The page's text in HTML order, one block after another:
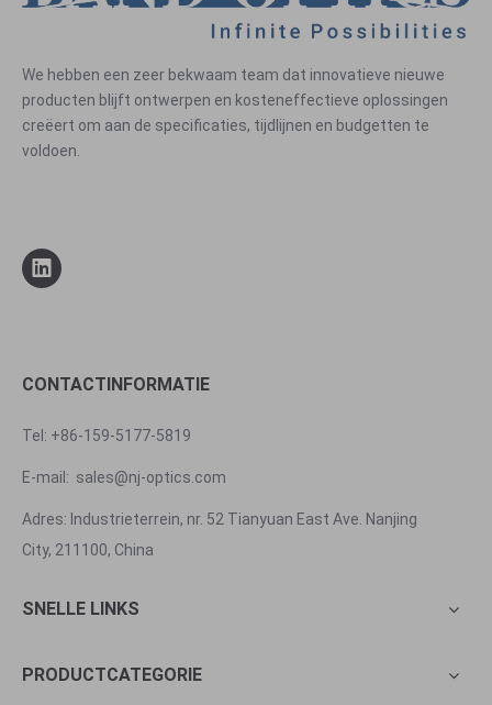
We hebben een zeer bekwaam team dat innovatieve nieuwe
producten blijft ontwerpen en kosteneffectieve oplossingen
creëert om aan de specificaties, tijdlijnen en budgetten te
voldoen.
CONTACTINFORMATIE
Tel: +86-159-5177-5819
E-mail: sales@nj-optics.com
Adres: Industrieterrein, nr. 52 Tianyuan East Ave. Nanjing
City, 211100, China
SNELLE LINKS
PRODUCTCATEGORIE